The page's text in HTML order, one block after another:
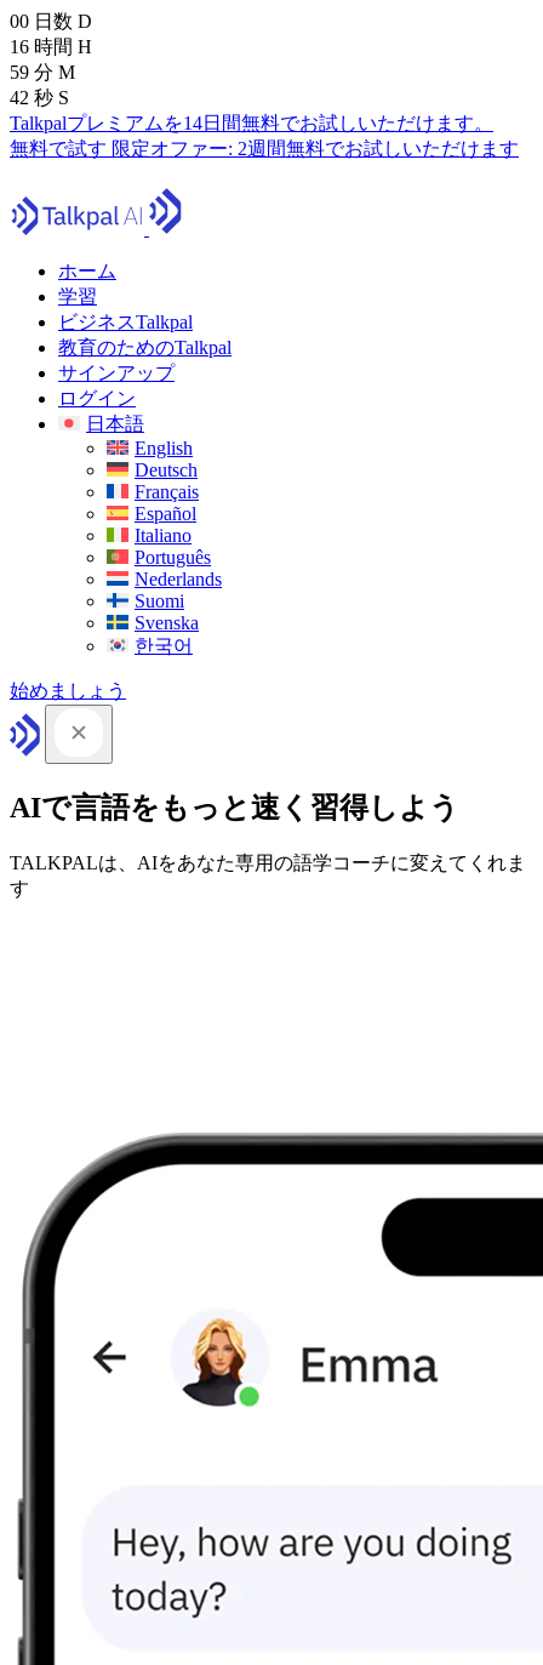
00 日数 D
16 時間 H
59 分 M
40 秒 S
Talkpalプレミアムを14日間無料でお試しいただけます。
無料で試す 限定オファー: 2週間無料でお試しいただけます
ホーム
学習
ビジネスTalkpal
教育のためのTalkpal
サインアップ
ログイン
日本語
English
Deutsch
Français
Español
Italiano
Português
Nederlands
Suomi
Svenska
한국어
始めましょう
AIで言語をもっと速く習得しよう
TALKPALは、AIをあなた専用の語学コーチに変えてくれま
す